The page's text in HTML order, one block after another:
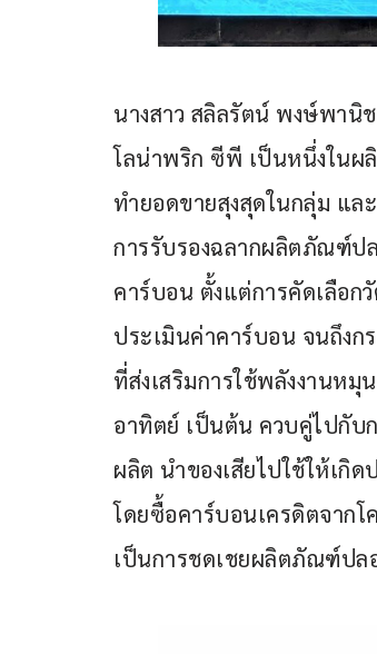
นางสาว สลิลรัตน์ พงษ์พานิช
โลน่าพริก ซีพี เป็นหนึ่งในผ
ทำยอดขายสุงสุดในกลุ่ม แล
การรับรองฉลากผลิตภัณฑ์ป
คาร์บอน ตั้งแต่การคัดเลือ
ประเมินค่าคาร์บอน จนถึงก
ที่ส่งเสริมการใช้พลังงานหมุ
อาทิตย์ เป็นต้น ควบคู่ไปกับ
ผลิต นำของเสียไปใช้ให้เกิ
โดยซื้อคาร์บอนเครดิตจาก
เป็นการชดเชยผลิตภัณฑ์ป